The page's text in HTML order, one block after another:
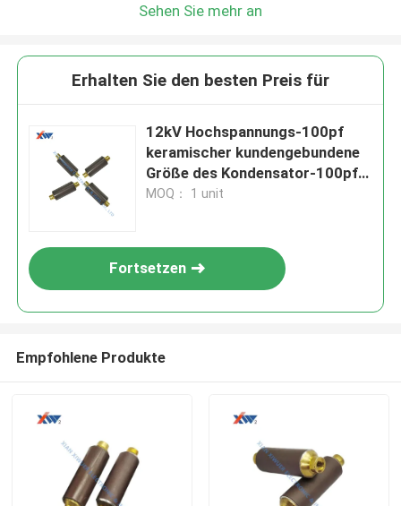
Sehen Sie mehr an
Erhalten Sie den besten Preis für
12kV Hochspannungs-100pf
keramischer kundengebundene
Größe des Kondensator-100pf
Smd Kondensator
MOQ： 1 unit
Fortsetzen
Empfohlene Produkte